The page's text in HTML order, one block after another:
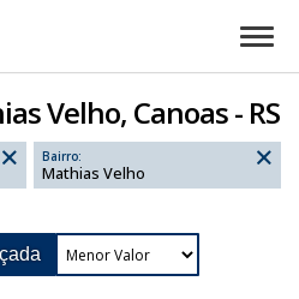
Velho, Canoas - RS
Bairro:
Mathias Velho